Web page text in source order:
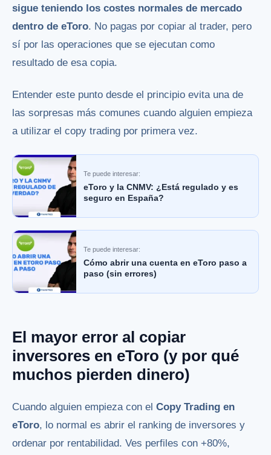
sigue teniendo los costes normales de mercado
dentro de eToro. No pagas por copiar al trader, pero
sí por las operaciones que se ejecutan como
resultado de esa copia.
Entender este punto desde el principio evita una de
las sorpresas más comunes cuando alguien empieza
a utilizar el copy trading por primera vez.
Te puede interesar:
eToro y la CNMV: ¿Está regulado y es
seguro en España?
Te puede interesar:
Cómo abrir una cuenta en eToro paso a
paso (sin errores)
El mayor error al copiar
inversores en eToro (y por qué
muchos pierden dinero)
Cuando alguien empieza con el Copy Trading en
eToro, lo normal es abrir el ranking de inversores y
ordenar por rentabilidad. Ves perfiles con +80%,